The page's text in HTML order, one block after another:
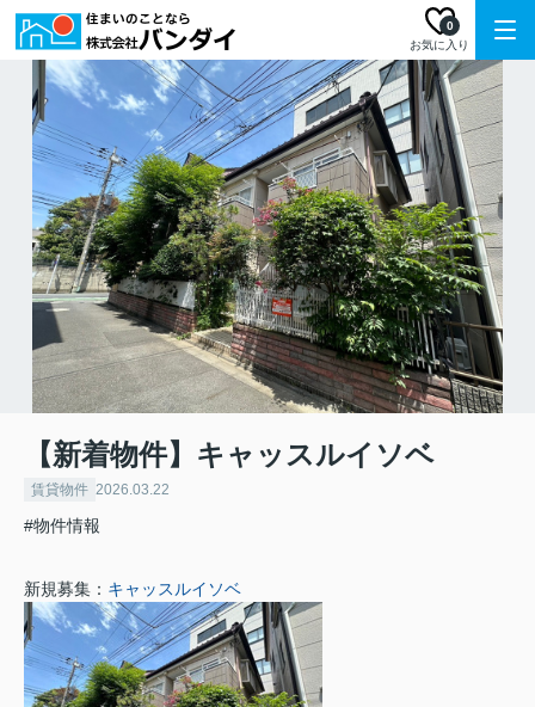
お気に入り
0
【新着物件】キャッスルイソベ
賃貸物件 2026.03.22
#物件情報
新規募集： キャッスルイソベ